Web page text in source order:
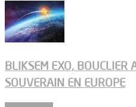
BLIKSEM EXO, BOUCLIER
SOUVERAIN EN EUROPE